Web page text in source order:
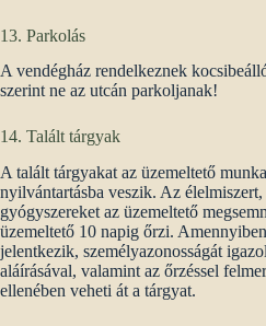
13. Parkolás
A vendégház rendelkeznek
szerint ne az utcán parkoljanak!
14. Talált tárgyak
A talált tárgyakat az üzemeltető
nyilvántartásba veszik. Az
gyógyszereket az üzemeltető
üzemeltető 10 napig őrzi.
jelentkezik, személyazonosságát
aláírásával, valamint az őrzéssel
ellenében veheti át a tárgyat.